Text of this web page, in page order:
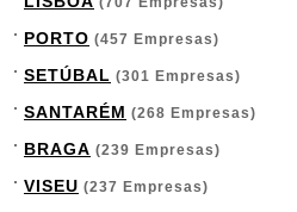
PORTO (457 Empresas)
SETÚBAL (301 Empresas)
SANTARÉM (268 Empresas)
BRAGA (239 Empresas)
VISEU (237 Empresas)